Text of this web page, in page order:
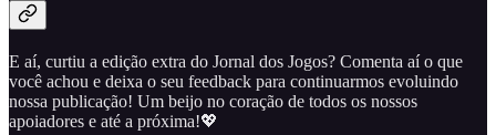
E aí, curtiu a edição extra do Jornal dos Jogos? Comenta aí o que
você achou e deixa o seu feedback para continuarmos evoluindo
nossa publicação! Um beijo no coração de todos os nossos
apoiadores e até a próxima!💖